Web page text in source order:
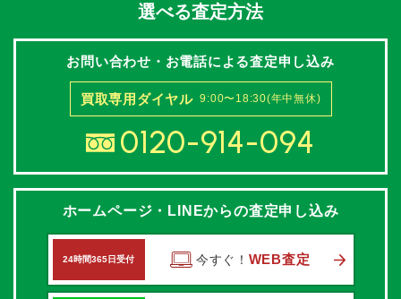
選べる査定方法
お問い合わせ・お電話による査定申し込み
買取専用ダイヤル 9:00〜18:30(年中無休)
0120-914-094
ホームページ・LINEからの査定申し込み
24時間365日受付 今すぐ！ WEB査定